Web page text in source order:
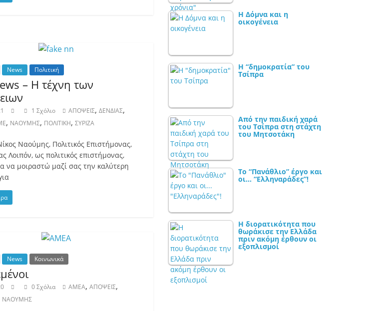
News Πολιτική
– Η τέχνη των
1 Σχόλιο ΑΠΟΨΕΙΣ,ΔΕΝΔΙΑΣ,
, ΝΑΟΥΜΗΣ, ΠΟΛΙΤΙΚΗ,ΣΥΡΙΖΑ
Ναούμης, Πολιτικός Επιστήμονας,
Λοιπόν, ως πολιτικός επιστήμονας,
να μοιραστώ μαζί σας την καλύτερη
News Κοινωνικά
0 Σχόλια ΑΜΕΑ,ΑΠΟΨΕΙΣ,
ΝΑΟΥΜΗΣ
Η Δόμνα και η
οικογένεια
Η “δημοκρατία” του
Τσίπρα
Από την παιδική χαρά
του Τσίπρα στη στάχτη
του Μητσοτάκη
Το “Πανάθλιο” έργο και
οι… “Ελληναράδες”!
Η διορατικότητα που
θωράκισε την Ελλάδα
πριν ακόμη έρθουν οι
εξοπλισμοί